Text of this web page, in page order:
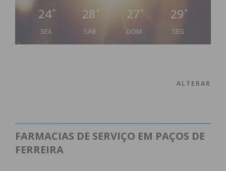
24°
SEX
28 °
SÁB
27 °
DOM
29 °
SEG
ALTERAR
FARMACIAS DE SERVIÇO EM PAÇOS DE
FERREIRA